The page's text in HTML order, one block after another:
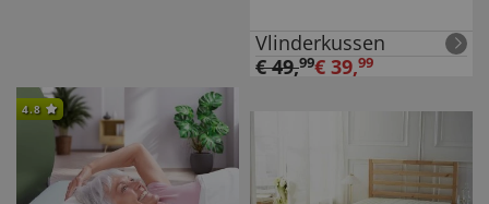
Vlinderkussen
€49,99€ 39,99
4.8